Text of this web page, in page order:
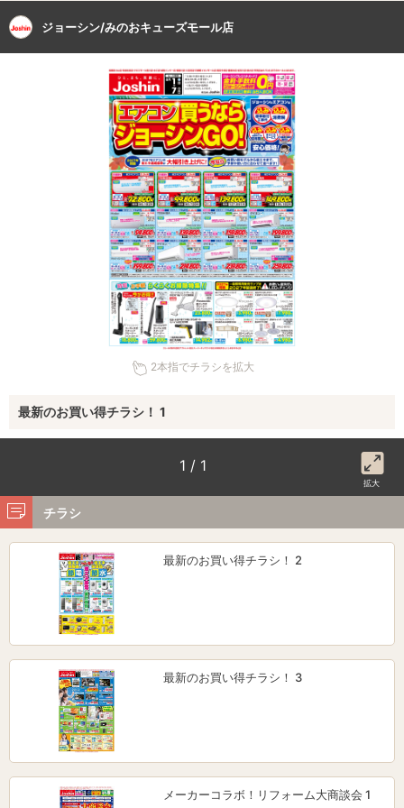
ジョーシン/みのおキューズモール店
2本指でチラシを拡大
最新のお買い得チラシ！ 1
1 / 1
拡大
チラシ
最新のお買い得チラシ！ 2
最新のお買い得チラシ！ 3
メーカーコラボ！リフォーム大商談会 1